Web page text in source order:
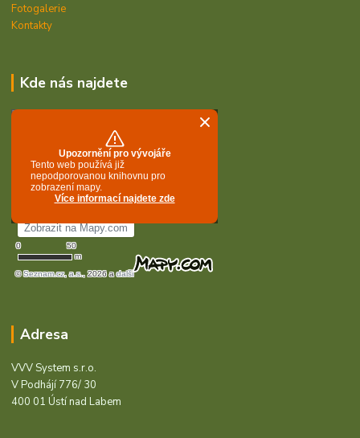
Fotogalerie
Kontakty
Kde nás najdete
Adresa
VVV System s.r.o.
V Podhájí 776/ 30
400 01 Ústí nad Labem